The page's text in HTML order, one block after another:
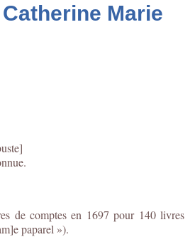
Marie
de comptes en 1697 pour 140 livres
paparel »).